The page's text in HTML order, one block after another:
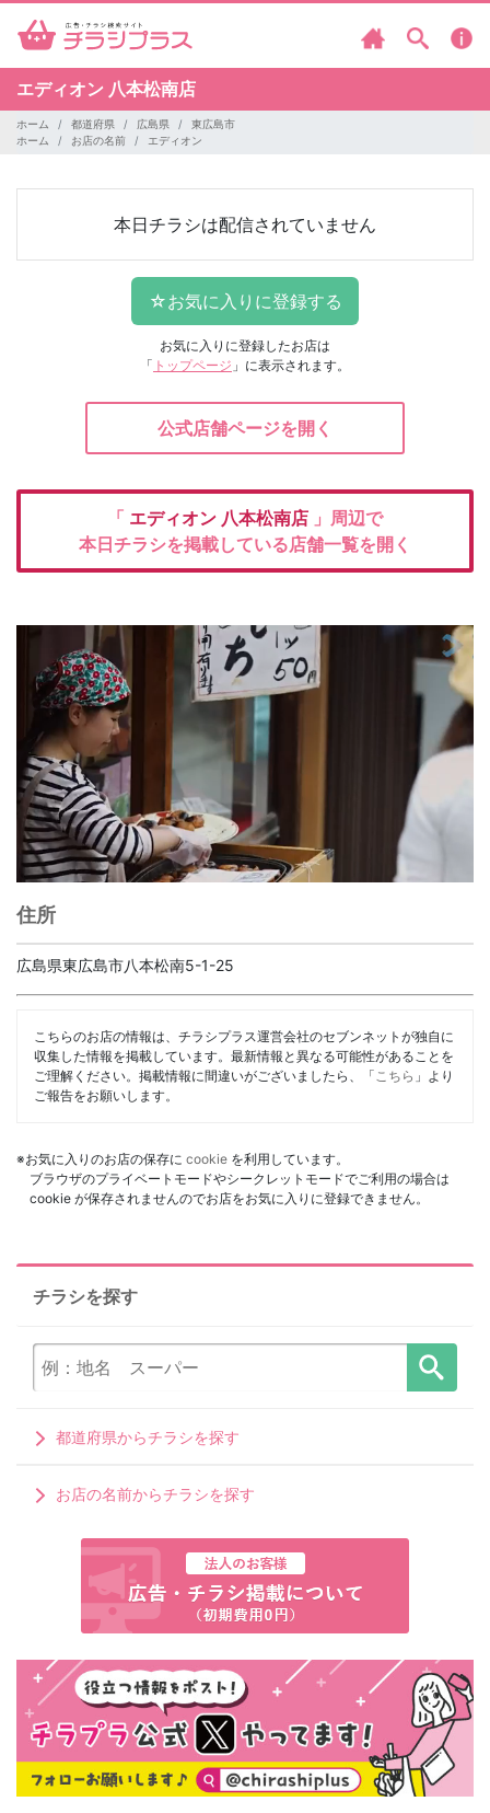
エディオン 八本松南店
ホーム 都道府県 広島県
東広島市
ホーム
お店の名前 エディオン
本日チラシは配信されていません
お気に入りに登録したお店は
「 トップページ 」に表示されます。
公式店舗ページを開く
「 エディオン 八本松南店 」周辺で
本日チラシを掲載している店舗一覧を開く
住所
広島県東広島市八本松南5-1-25
こちらのお店の情報は、チラシプラス運営会社のセブンネットが独自に
収集した情報を掲載しています。最新情報と異なる可能性があることを
ご理解ください。掲載情報に間違いがございましたら、「 こちら 」より
ご報告をお願いします。
※お気に入りのお店の保存に cookie を利用しています。
ブラウザのプライベートモードやシークレットモードでご利用の場合は
cookie が保存されませんのでお店をお気に入りに登録できません。
チラシを探す
都道府県からチラシを探す
お店の名前からチラシを探す